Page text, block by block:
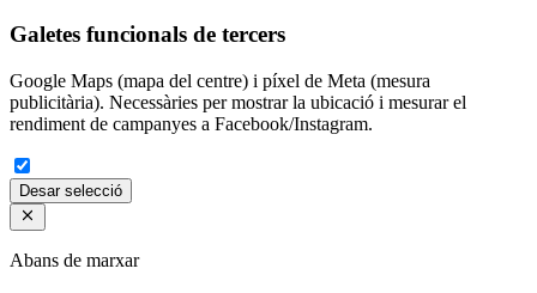
Galetes funcionals de tercers
Google Maps (mapa del centre) i píxel de Meta (mesura
publicitària). Necessàries per mostrar la ubicació i mesurar el
rendiment de campanyes a Facebook/Instagram.
Desar selecció
Abans de marxar